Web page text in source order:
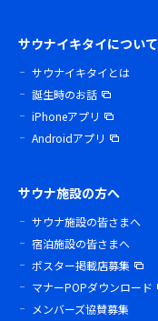
サウナイキタイについて
サウナイキタイとは
誕生時のお話
iPhoneアプリ
Androidアプリ
サウナ施設の方へ
サウナ施設の皆さまへ
宿泊施設の皆さまへ
ポスター掲載店募集
マナーPOPダウンロード
メンバーズ協賛募集